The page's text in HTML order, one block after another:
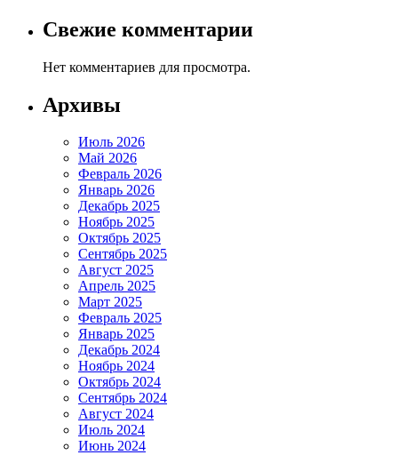
Свежие комментарии
Нет комментариев для просмотра.
Архивы
Июль 2026
Май 2026
Февраль 2026
Январь 2026
Декабрь 2025
Ноябрь 2025
Октябрь 2025
Сентябрь 2025
Август 2025
Апрель 2025
Март 2025
Февраль 2025
Январь 2025
Декабрь 2024
Ноябрь 2024
Октябрь 2024
Сентябрь 2024
Август 2024
Июль 2024
Июнь 2024